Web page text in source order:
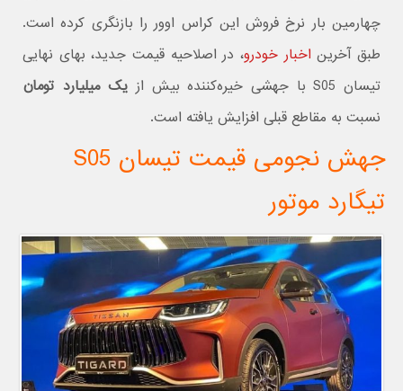
چهارمین بار نرخ فروش این کراس‌ اوور را بازنگری کرده است.
طبق آخریناخبار خودرو، در اصلاحیه قیمت جدید، بهای نهایی
تیسان S05 با جهشی خیره‌کننده بیش از
یک میلیارد تومان
نسبت به مقاطع قبلی افزایش یافته است.
جهش نجومی قیمت تیسان S05
تیگارد موتور